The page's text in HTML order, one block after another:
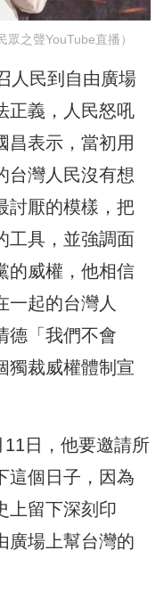
之聲YouTube直播）
人民到自由廣場
正義，人民怒吼
昌表示，當初用
台灣人民沒有想
討厭的模樣，把
工具，並強調面
的威權，他相信
一起的台灣人
德「我們不會
獨裁威權體制宣
日，他要邀請所
這個日子，因為
上留下深刻印
廣場上幫台灣的